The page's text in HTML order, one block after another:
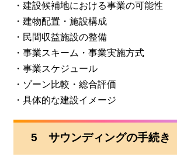
・建設候補地における事業の可能性
・建物配置・施設構成
・民間収益施設の整備
・事業スキーム・事業実施方式
・事業スケジュール
・ゾーン比較・総合評価
・具体的な建設イメージ
5 サウンディングの手続き